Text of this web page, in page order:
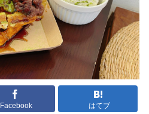
Facebook はてブ